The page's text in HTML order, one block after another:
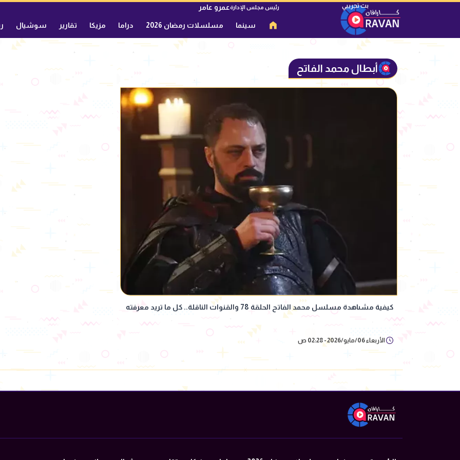
رئيس مجلس الإدارةعمرو عامر
سينما مسلسلات رمضان 2026 دراما مزيكا تقارير سوشيال
أبطال محمد الفاتح
كيفية مشىاهدة مسلسل محمد الفاتح الحلقة 78 والقنوات الناقلة.. كل ما تريد معرفته
الأربعاء 06/مايو/2026 - 02:28 ص